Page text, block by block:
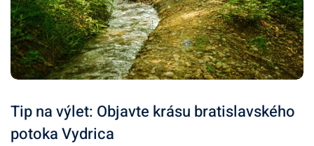
Tip na výlet: Objavte krásu bratislavského
potoka Vydrica